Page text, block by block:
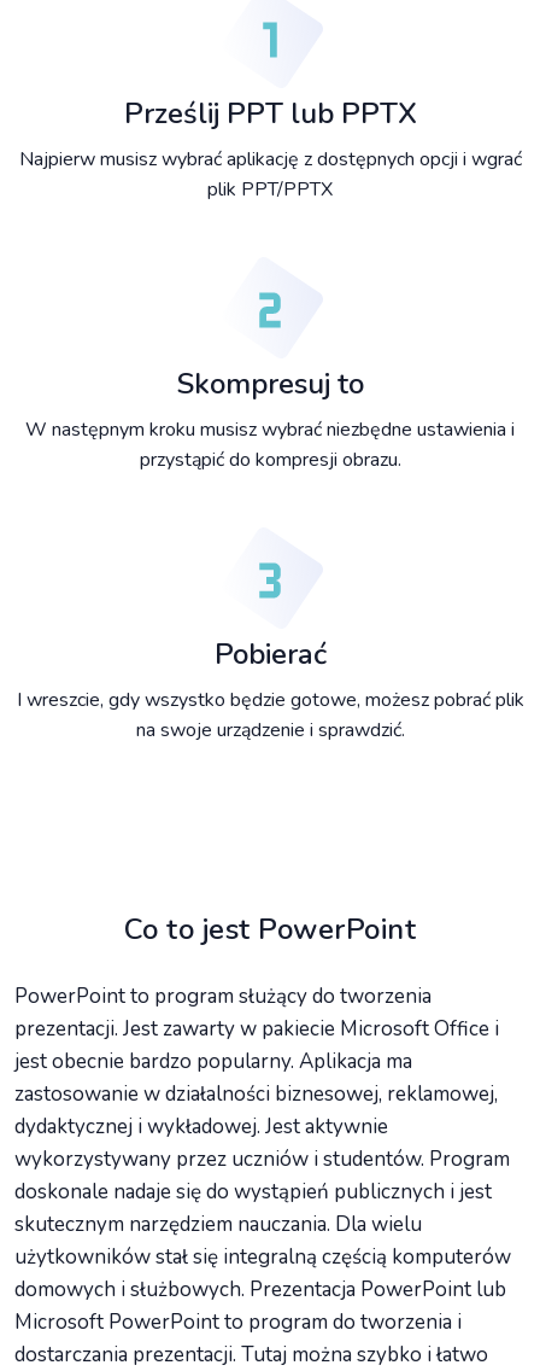
Prześlij PPT lub PPTX
Najpierw musisz wybrać aplikację z dostępnych opcji i wgrać
plik PPT/PPTX
Skompresuj to
W następnym kroku musisz wybrać niezbędne ustawienia i
przystąpić do kompresji obrazu.
Pobierać
I wreszcie, gdy wszystko będzie gotowe, możesz pobrać plik
na swoje urządzenie i sprawdzić.
Co to jest PowerPoint
PowerPoint to program służący do tworzenia
prezentacji. Jest zawarty w pakiecie Microsoft Office i
jest obecnie bardzo popularny. Aplikacja ma
zastosowanie w działalności biznesowej, reklamowej,
dydaktycznej i wykładowej. Jest aktywnie
wykorzystywany przez uczniów i studentów. Program
doskonale nadaje się do wystąpień publicznych i jest
skutecznym narzędziem nauczania. Dla wielu
użytkowników stał się integralną częścią komputerów
domowych i służbowych. Prezentacja PowerPoint lub
Microsoft PowerPoint to program do tworzenia i
dostarczania prezentacji. Tutaj można szybko i łatwo